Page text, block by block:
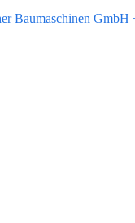
Baumaschinen GmbH